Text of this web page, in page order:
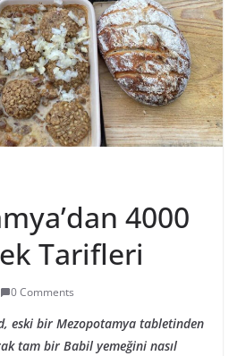
4000
Tarifleri
0 Comments
eski bir Mezopotamya tabletinden
tam bir Babil yemeğini nasıl